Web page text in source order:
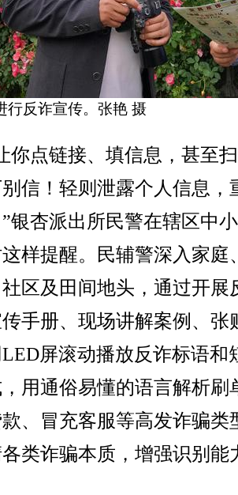
行反诈宣传。张艳 摄
点链接、填信息，甚至
信！轻则泄露个人信息，
银杏派出所民警在辖区中
样提醒。民辅警深入家庭
区及田间地头，通过开展
手册、现场讲解案例、张
屏滚动播放反诈标语和
用通俗易懂的语言解析刷
、冒充客服等高发诈骗类
类诈骗本质，增强识别能